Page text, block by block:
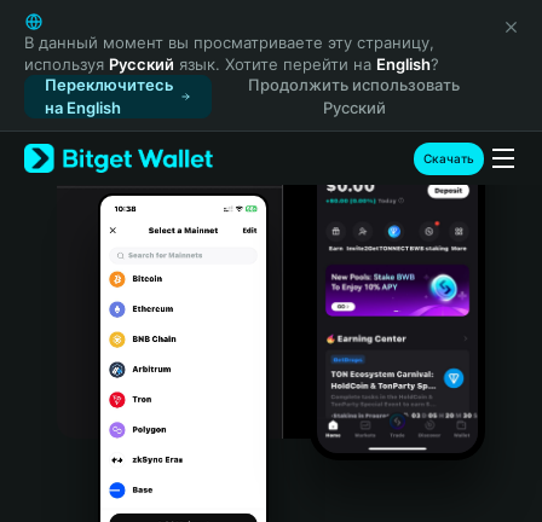
English
日本語
Tiếng Việt
Русский
Español (Latinoamérica)
Türkçe
Italiano
Português (Portugal)
Bahasa Indonesia
Português (Brasil)
В данный момент вы просматриваете эту страницу,
используя Русский язык. Хотите перейти на English?
Переключитесь
на English
Продолжить использовать
Русский
Скачать